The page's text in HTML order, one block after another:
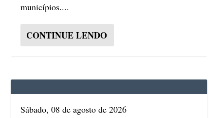
municípios....
CONTINUE LENDO
Sábado, 08 de agosto de 2026